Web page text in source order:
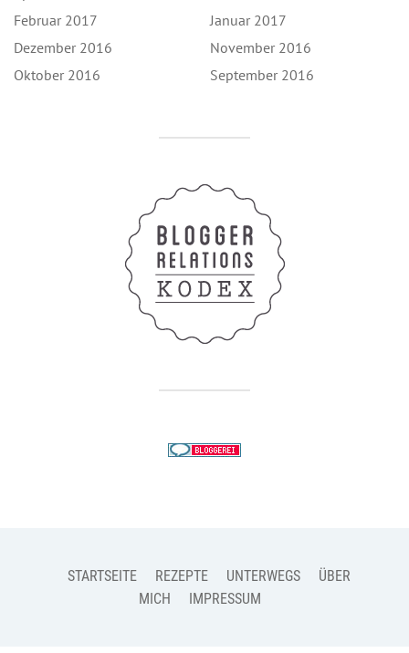
Februar 2017
Januar 2017
Dezember 2016
November 2016
Oktober 2016
September 2016
STARTSEITE REZEPTE UNTERWEGS
ÜBER
MICH
IMPRESSUM